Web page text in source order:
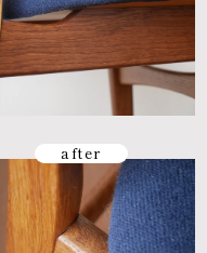
after